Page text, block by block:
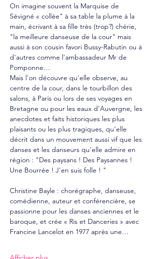
On imagine souvent la Marquise de
Sévigné « collée" à sa table la plume à la
main, écrivant à sa fille très (trop?) chérie,
"la meilleure danseuse de la cour" mais
aussi à son cousin favori Bussy-Rabutin ou à
d'autres comme l'ambassadeur Mr de
Pomponne…
Mais l'on découvre qu'elle observe, au
centre de la cour, dans le tourbillon des
salons, à Paris ou lors de ses voyages en
Bretagne ou pour les eaux d'Auvergne, les
anecdotes et faits historiques les plus
plaisants ou les plus tragiques, qu'elle
décrit dans un mouvement aussi vif que les
danses et les danseurs qu'elle admire en
région : "Des paysans ! Des Paysannes !
Une Bourrée ! J'en suis folle ! "
Christine Bayle : chorégraphe, danseuse,
comédienne, auteur et conférencière, se
passionne pour les danses anciennes et le
baroque, et crée « Ris et Danceries » avec
Francine Lancelot en 1977 après une…